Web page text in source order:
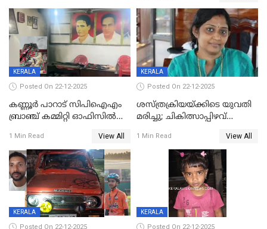
KERALA
Posted On 22-12-2025
കണ്ണൂർ പാറാട് സിപിഐഎം
ബ്രാഞ്ച് കമ്മിറ്റി ഓഫിസിൽ
ചിത്രങ്ങളടക്കം കത്തിയ
നിലയിൽ
1 Min Read View All
KERALA
Posted On 22-12-2025
ശസ്ത്രക്രിയയ്‌ക്കിടെ യുവതി
മരിച്ചു; ചികിത്സാപ്പിഴവ്
സംഭവം മാവേലിക്കരയിൽ
1 Min Read View All
KERALA
Posted On 22-12-2025
KERALA
Posted On 22-12-2025